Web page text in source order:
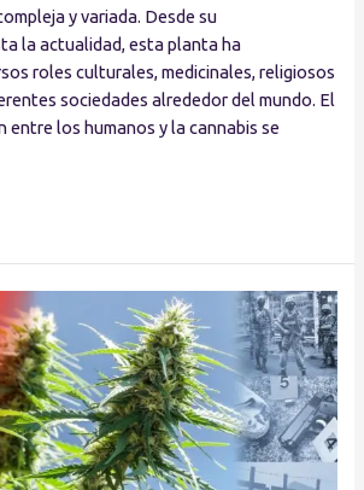
y variada. Desde su
la actualidad, esta planta ha
roles culturales, medicinales, religiosos
sociedades alrededor del mundo. El
entre los humanos y la cannabis se